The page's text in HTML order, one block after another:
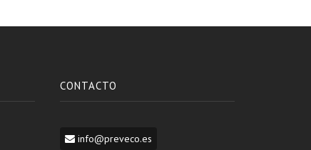
CONTACTO
info@preveco.es